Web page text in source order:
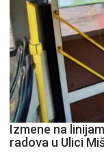
Izmene na
radova u Ulici